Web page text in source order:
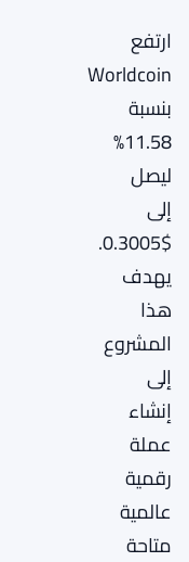
ارتفع
Worldcoin
بنسبة
11.58%
ليصل
إلى
$0.3005.
يهدف
هذا
المشروع
إلى
إنشاء
عملة
رقمية
عالمية
متاحة